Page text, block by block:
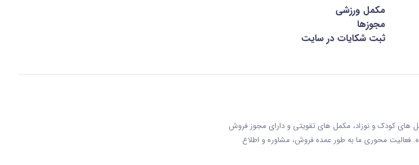
مکمل ورزشی
مجوزها
ثبت شکایات در سایت
های کودک و نوزاد، مکمل های تقویتی و دارای مجوز فروش
خود را آغاز کرده. فعاليت محوری ما به طور عمده فروش، مشاوره و اطلاع